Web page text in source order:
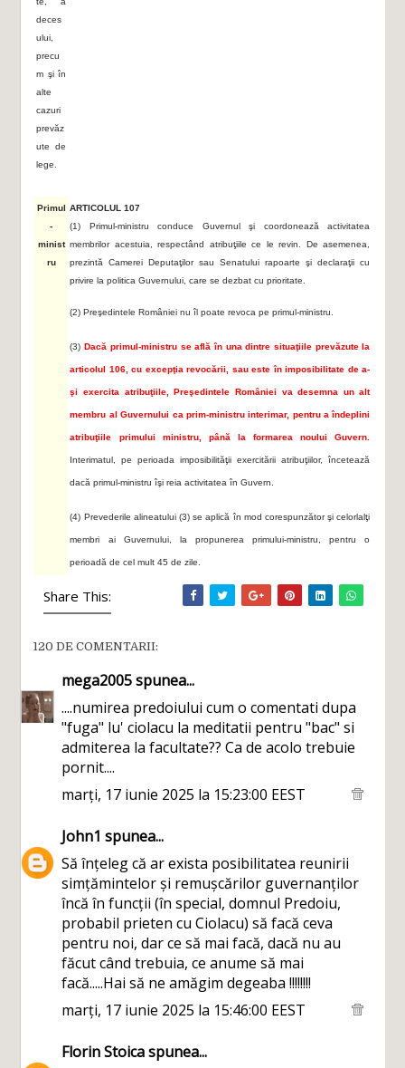
deces
ului,
precu
m şi în
alte
cazuri
prevăz
ute de
lege.
Primul
-
minist
ru
ARTICOLUL 107
(1) Primul-ministru conduce Guvernul şi coordonează activitatea
membrilor acestuia, respectând atribuţiile ce le revin. De asemenea,
prezintă Camerei Deputaţilor sau Senatului rapoarte şi declaraţii cu
privire la politica Guvernului, care se dezbat cu prioritate.
(2) Preşedintele României nu îl poate revoca pe primul-ministru.
(3)Dacă primul-ministru se află în una dintre situaţiile prevăzute la
articolul 106, cu excepţia revocării, sau este în imposibilitate de a-
şi exercita atribuţiile, Preşedintele României va desemna un alt
membru al Guvernului ca prim-ministru interimar, pentru a îndeplini
atribuţiile primului ministru, până la formarea noului Guvern.
Interimatul, pe perioada imposibilităţii exercitării atribuţiilor, încetează
dacă primul-ministru îşi reia activitatea în Guvern.
(4) Prevederile alineatului (3) se aplică în mod corespunzător şi celorlalţi
membri ai Guvernului, la propunerea primului-ministru, pentru o
perioadă de cel mult 45 de zile.
Share This:
120 DE COMENTARII:
mega2005spunea...
....numirea predoiului cum o comentati dupa
"fuga" lu' ciolacu la meditatii pentru "bac" si
admiterea la facultate?? Ca de acolo trebuie
pornit....
marți, 17 iunie 2025 la 15:23:00 EEST
John1 spunea...
Să înțeleg că ar exista posibilitatea reunirii
simțămintelor și remușcărilor guvernanților
încă în funcții (în special, domnul Predoiu,
probabil prieten cu Ciolacu) să facă ceva
pentru noi, dar ce să mai facă, dacă nu au
făcut când trebuia, ce anume să mai
facă.....Hai să ne amăgim degeaba !!!!!!!!
marți, 17 iunie 2025 la 15:46:00 EEST
Florin Stoicaspunea...